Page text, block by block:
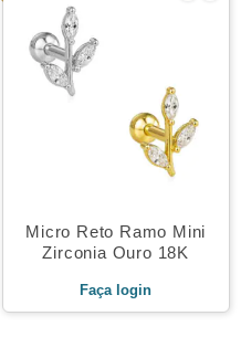
Micro Reto Ramo Mini
Zirconia Ouro 18K
Faça login